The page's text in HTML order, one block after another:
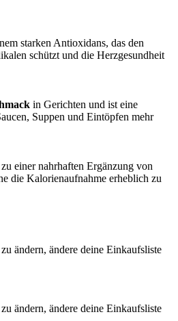
starken Antioxidans, das den
schützt und die Herzgesundheit
in Gerichten und ist eine
Suppen und Eintöpfen mehr
zu einer nahrhaften Ergänzung von
die Kalorienaufnahme erheblich zu
ändern, ändere deine Einkaufsliste
ändern, ändere deine Einkaufsliste